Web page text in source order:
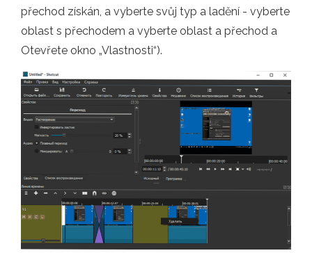
přechod získán, a vyberte svůj typ a ladění - vyberte
oblast s přechodem a vyberte oblast a přechod a
Otevřete okno „Vlastnosti“).